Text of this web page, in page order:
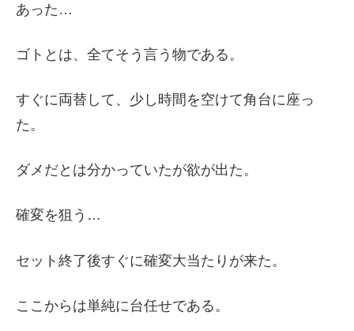
あった…
ゴトとは、全てそう言う物である。
すぐに両替して、少し時間を空けて角台に座っ
た。
ダメだとは分かっていたが欲が出た。
確変を狙う…
セット終了後すぐに確変大当たりが来た。
ここからは単純に台任せである。